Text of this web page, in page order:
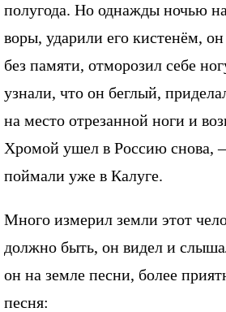
полугода. Но однажды ночью
воры, ударили его кистенём,
без памяти, отморозил себе
узнали, что он беглый,
на место отрезанной ноги и
Хромой ушел в Россию снова,
поймали уже в Калуге.
Много измерил земли этот
должно быть, он видел и
он на земле песни, более
песня: